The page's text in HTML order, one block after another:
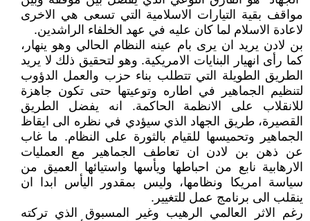
مواقف بقية التيارات الاسلامية التي تسعى هي الاخرى
لاعادة الاسلام لما كان عليه في عهد الخلفاء الراشدين.
بن لادن يريد ان يرى بام عينه النظام الحالي وهو ينهار،
كما رأى انهيار البنايات الامريكية. وهو لتحقيق ذلك لا يريد
الطريق الطويلة التي تتطلب بناء حزب والعمل الدؤوب
لتنظيم الجماهير في اطاره وتوعيتها حتى تكون جاهزة
للانقلاب على الانظمة الحاكمة. انه يفضل الطريق
القصيرة، طريق الجهاد الذي سيؤدي في نظره الى ايقاظ
الجماهير وتحميسها للقيام بالثورة على النظام. ما غاب
عن ذهن بن لادن ان تعاطف الجماهير مع العمليات
الارهابية نابع من احباطها ويأسها واستيائها العميق من
سياسة امريكا ونظامها، وليس بمقدور اليأس ابدا ان
ينقلب الى برنامج عمل للتغيير.
رغم الاثر العالمي الرهيب وغير المسبوق الذي تركته